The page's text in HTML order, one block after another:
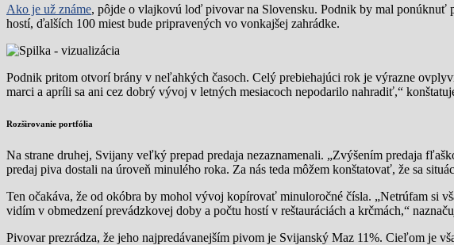
Ako je už známe, pôjde o vlajkovú loď pivovar na Slovensku. Podnik by mal ponúknuť
hostí, ďalších 100 miest bude pripravených vo vonkajšej zahrádke.
Podnik pritom otvorí brány v neľahkých časoch. Celý prebiehajúci rok je výrazne
marci a apríli sa ani cez dobrý vývoj v letných mesiacoch nepodarilo nahradiť,“
Rozširovanie portfólia
Na strane druhej, Svijany veľký prepad predaja nezaznamenali. „Zvýšením predaja
predaj piva dostali na úroveň minulého roka. Za nás teda môžem konštatovať, že sa
Ten očakáva, že od okóbra by mohol vývoj kopírovať minuloročné čísla. „Netrúfam si
vidím v obmedzení prevádzkovej doby a počtu hostí v reštauráciách a krčmách,“
Pivovar prezrádza, že jeho najpredávanejším pivom je Svijanský Maz 11%. Cieľom je